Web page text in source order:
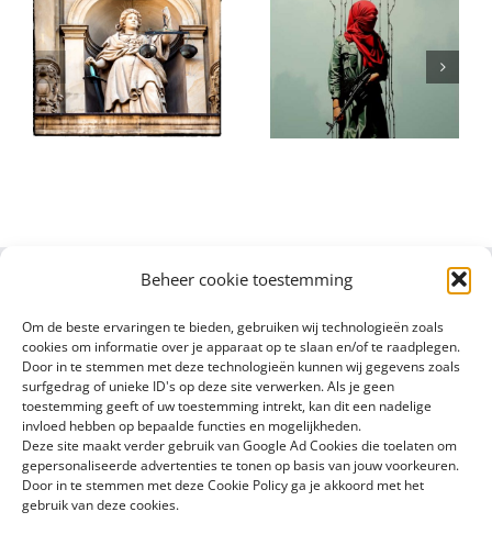
Beheer cookie toestemming
Om de beste ervaringen te bieden, gebruiken wij technologieën zoals
cookies om informatie over je apparaat op te slaan en/of te raadplegen.
Door in te stemmen met deze technologieën kunnen wij gegevens zoals
surfgedrag of unieke ID's op deze site verwerken. Als je geen
toestemming geeft of uw toestemming intrekt, kan dit een nadelige
invloed hebben op bepaalde functies en mogelijkheden.
Deze site maakt verder gebruik van Google Ad Cookies die toelaten om
gepersonaliseerde advertenties te tonen op basis van jouw voorkeuren.
Door in te stemmen met deze Cookie Policy ga je akkoord met het
gebruik van deze cookies.
Israël en de
(valse)
beschuldigingen
van genocide:
een nuchtere
Gaza: Wat Je
Echt over de
Oorlog tegen
Hamas moet